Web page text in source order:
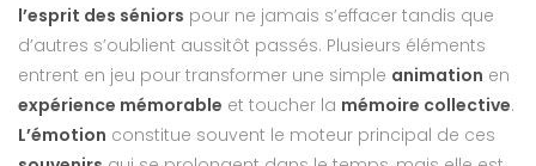
l’esprit des séniors pour ne jamais s’effacer tandis que
d’autres s’oublient aussitôt passés. Plusieurs éléments
entrent en jeu pour transformer une simple animation en
expérience mémorable et toucher la mémoire collective.
L’émotion constitue souvent le moteur principal de ces